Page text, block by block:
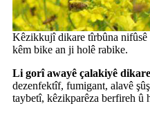
Kêzikkujî dikare tîrbûna
kêm bike an ji holê rabike.
Li gorî awayê çalakiyê
dezenfektîf, fumigant, alavê
taybetî, kêzikparêza berfireh û